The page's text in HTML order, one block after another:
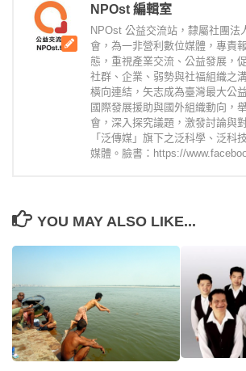
NPOst 編輯室
NPOst 公益交流站，隸屬社團法
會，為一非營利數位媒體，專責
態，重視產業交流、公益發展，
社群、企業、弱勢與社福組織之
橫向連結，矢志成為臺灣最大公
國際發展援助與國外組織動向，
會，深入探究議題，激發討論與
「泛傳媒」旗下之泛科學、泛科
媒體。臉書：https://
YOU MAY ALSO LIKE...